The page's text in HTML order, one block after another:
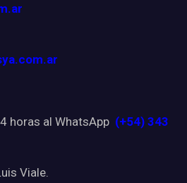
horas al WhatsApp (+54) 343
Viale.